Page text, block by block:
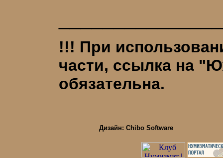
!!! При
части, ссылка на
обязательна.
Дизайн: Chibo Software